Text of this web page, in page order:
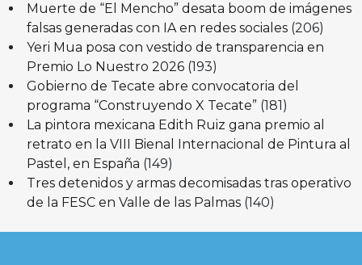
Muerte de “El Mencho” desata boom de imágenes
falsas generadas con IA en redes sociales (206)
Yeri Mua posa con vestido de transparencia en
Premio Lo Nuestro 2026 (193)
Gobierno de Tecate abre convocatoria del
programa “Construyendo X Tecate” (181)
La pintora mexicana Edith Ruiz gana premio al
retrato en la VIII Bienal Internacional de Pintura al
Pastel, en España (149)
Tres detenidos y armas decomisadas tras operativo
de la FESC en Valle de las Palmas (140)